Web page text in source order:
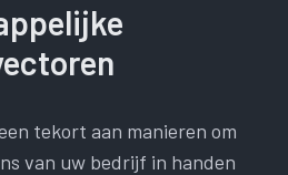
tekort aan manieren om
van uw bedrijf in handen